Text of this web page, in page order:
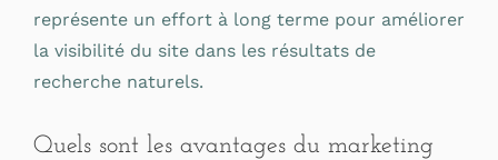
représente un effort à long terme pour améliorer
la visibilité du site dans les résultats de
recherche naturels.
Quels sont les avantages du marketing